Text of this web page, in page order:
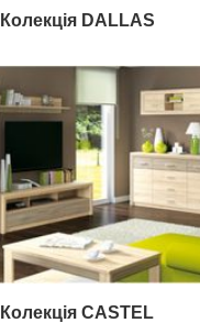
Колекція DALLAS
Колекція CASTEL